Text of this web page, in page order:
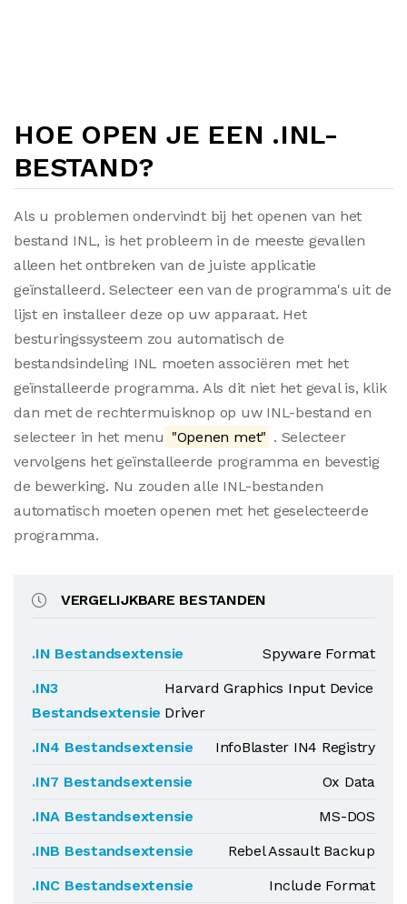
HOE OPEN JE EEN .INL-
BESTAND?
Als u problemen ondervindt bij het openen van het
bestand INL, is het probleem in de meeste gevallen
alleen het ontbreken van de juiste applicatie
geïnstalleerd. Selecteer een van de programma's uit de
lijst en installeer deze op uw apparaat. Het
besturingssysteem zou automatisch de
bestandsindeling INL moeten associëren met het
geïnstalleerde programma. Als dit niet het geval is, klik
dan met de rechtermuisknop op uw INL-bestand en
selecteer in het menu "Openen met" . Selecteer
vervolgens het geïnstalleerde programma en bevestig
de bewerking. Nu zouden alle INL-bestanden
automatisch moeten openen met het geselecteerde
programma.
VERGELIJKBARE BESTANDEN
.IN Bestandsextensie
Spyware Format
.IN3
Bestandsextensie
Harvard Graphics Input Device
Driver
.IN4 Bestandsextensie
InfoBlaster IN4 Registry
.IN7 Bestandsextensie
Ox Data
.INA Bestandsextensie
MS-DOS
.INB Bestandsextensie
Rebel Assault Backup
.INC Bestandsextensie
Include Format